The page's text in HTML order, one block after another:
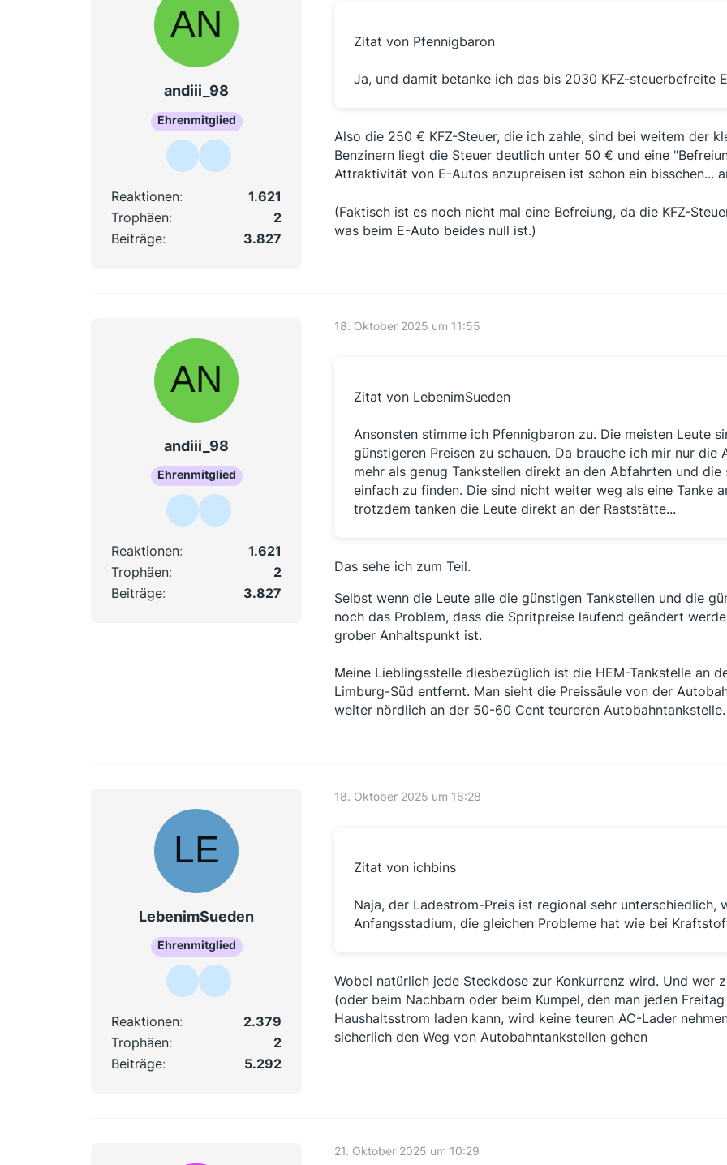
andiii_98
Ehrenmitglied
Reaktionen
1.621
Trophäen
2
Beiträge
3.827
Zitat von Pfennigbaron
Ja, und damit betanke ich das bis 2030 KFZ-steuerbefreite
Also die 250 € KFZ-Steuer, die ich zahle, sind bei weitem der
Benzinern liegt die Steuer deutlich unter 50 € und eine
Attraktivität von E-Autos anzupreisen ist schon ein bisschen...
(Faktisch ist es noch nicht mal eine Befreiung, da die KFZ-
was beim E-Auto beides null ist.)
andiii_98
Ehrenmitglied
Reaktionen
1.621
Trophäen
2
Beiträge
3.827
18. Oktober 2025 um 11:55
Zitat von LebenimSueden
Ansonsten stimme ich Pfennigbaron zu. Die meisten Leute
günstigeren Preisen zu schauen. Da brauche ich mir nur die
mehr als genug Tankstellen direkt an den Abfahrten und
einfach zu finden. Die sind nicht weiter weg als eine Tanke
trotzdem tanken die Leute direkt an der Raststätte...
Das sehe ich zum Teil.
Selbst wenn die Leute alle die günstigen Tankstellen und die
noch das Problem, dass die Spritpreise laufend geändert
grober Anhaltspunkt ist.
Meine Lieblingsstelle diesbezüglich ist die HEM-Tankstelle an
Limburg-Süd entfernt. Man sieht die Preissäule von der
weiter nördlich an der 50-60 Cent teureren Autobahntankstelle.
LebenimSueden
Ehrenmitglied
Reaktionen
2.379
Trophäen
2
Beiträge
5.292
18. Oktober 2025 um 16:28
Zitat von ichbins
Naja, der Ladestrom-Preis ist regional sehr
Anfangsstadium, die gleichen Probleme hat wie bei
Wobei natürlich jede Steckdose zur Konkurrenz wird. Und wer
(oder beim Nachbarn oder beim Kumpel, den man jeden
Haushaltsstrom laden kann, wird keine teuren AC-Lader
sicherlich den Weg von Autobahntankstellen gehen
21. Oktober 2025 um 10:29